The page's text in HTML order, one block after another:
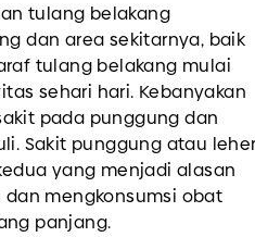
tulang belakang
dan area sekitarnya, baik
tulang belakang mulai
sehari hari. Kebanyakan
pada punggung dan
Sakit punggung atau leher
yang menjadi alasan
mengkonsumsi obat
panjang.